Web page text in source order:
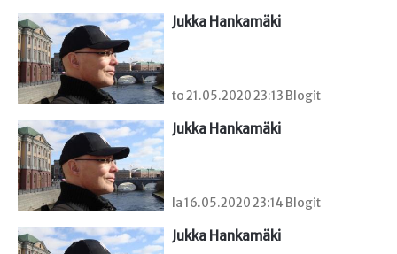
Jukka Hankamäki
to 21.05.2020 23:13 Blogit
Jukka Hankamäki
la 16.05.2020 23:14 Blogit
Jukka Hankamäki